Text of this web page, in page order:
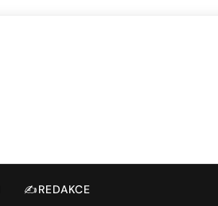
✍️REDAKCE